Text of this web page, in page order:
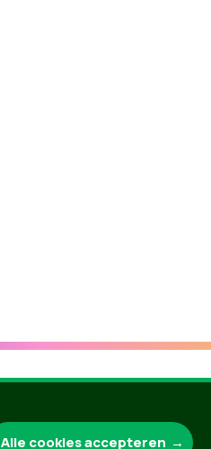
Groen.be
Alle cookies accepteren